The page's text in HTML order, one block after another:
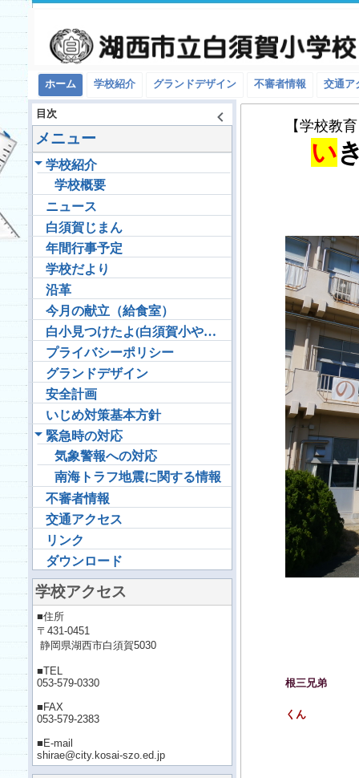
ホーム 学校紹介 グランドデザイン 不審者情報 交通ア
目次
メニュー
学校紹介
学校概要
ニュース
白須賀じまん
年間行事予定
学校だより
沿革
今月の献立（給食室）
白小見つけたよ(白須賀小やその周辺で見つけました！）
プライバシーポリシー
グランドデザイン
安全計画
いじめ対策基本方針
緊急時の対応
気象警報への対応
南海トラフ地震に関する情報
不審者情報
交通アクセス
リンク
ダウンロード
学校アクセス
■住所
〒431-0451
静岡県湖西市白須賀5030
■TEL
053-579-0330
■FAX
053-579-2383
■E-mail
shirae@city.kosai-szo.ed.jp
【学校教
い
根三兄弟
くん